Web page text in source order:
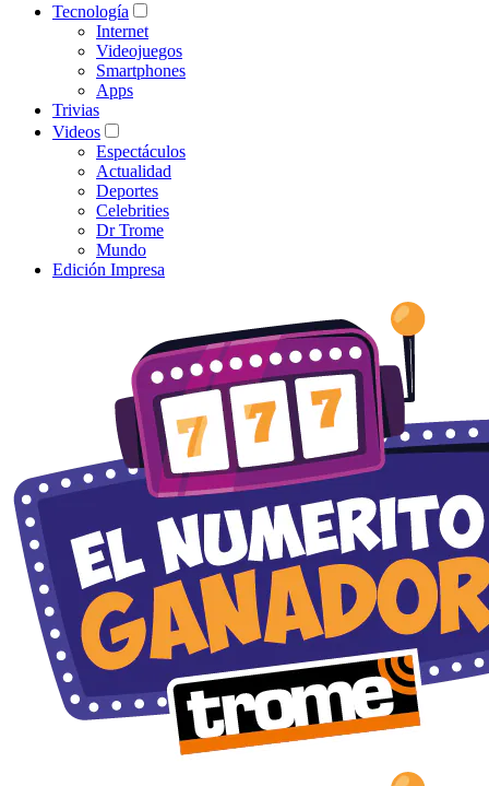
Tecnología
Internet
Videojuegos
Smartphones
Apps
Trivias
Videos
Espectáculos
Actualidad
Deportes
Celebrities
Dr Trome
Mundo
Edición Impresa